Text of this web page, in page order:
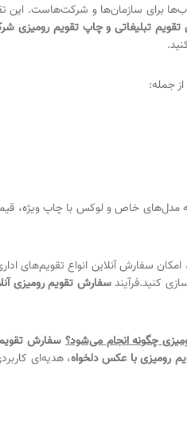
برای سازمان‌ها و شرکت‌هاست. این
تبلیغاتی و چاپ تقویم رومیزی
جمله:
مدل‌های خاص و لوکس با چاپ ویژه،
، امکان سفارش آنلاین انواع تقویم‌های
کنید.فرآیندسفارش تقویم رومیزی
چگونه انجام می‌شود؟ سفارش تقویم
رومیزی با عکس دلخواه، هدیه‌ای